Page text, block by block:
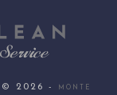
© 2026 - MONTE